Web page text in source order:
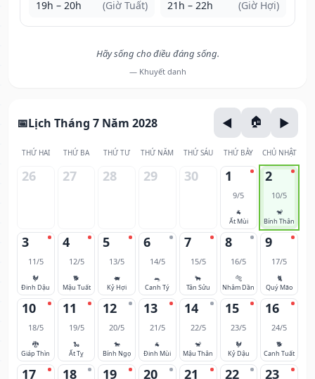
19h – 20h (Giờ Tuất) 21h – 22h (Giờ Hợi)
Hãy sống cho điều đáng sống.
— Khuyết danh
Lịch Tháng 7 Năm 2028
THỨ HAI THỨ BA THỨ TƯ THỨ NĂM THỨ SÁU THỨ BẢY CHỦ NHẬT
26 27 28 29 30 1
9/5
🐐
Ất Mùi
2
10/5
🐒
Bính Thân
3
11/5
🐓
Đinh Dậu
4
12/5
🐕
Mậu Tuất
5
13/5
🐖
Kỷ Hợi
6
14/5
🐀
Canh Tý
7
15/5
🐂
Tân Sửu
8
16/5
🐅
Nhâm Dần
9
17/5
🐈
Quý Mão
10
18/5
🐉
Giáp Thìn
11
19/5
🐍
Ất Tỵ
12
20/5
🐎
Bính Ngọ
13
21/5
🐐
Đinh Mùi
14
22/5
🐒
Mậu Thân
15
23/5
🐓
Kỷ Dậu
16
24/5
🐕
Canh Tuất
17 18 19 20 21 22 23